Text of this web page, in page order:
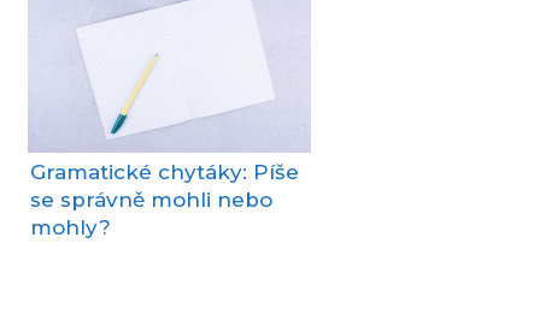
Gramatické chytáky: Píše
se správně mohli nebo
mohly?